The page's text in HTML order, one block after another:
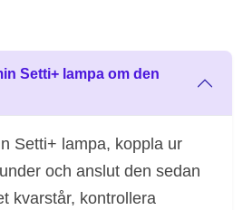
Setti+ lampa om den
Setti+ lampa, koppla ur
och anslut den sedan
kvarstår, kontrollera